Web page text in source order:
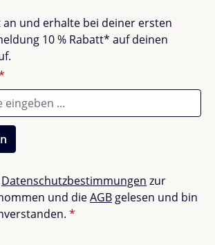
sorgt – ganz nach deinen
(0) 0%
Produkt!
mit anderen Kunden.
nur in der aktuellen Sprache anzeigen.
an und erhalte bei deiner ersten
10 % Rabatt* auf deinen
Datenschutzbestimmungen zur
und dieAGB gelesen und bin
*